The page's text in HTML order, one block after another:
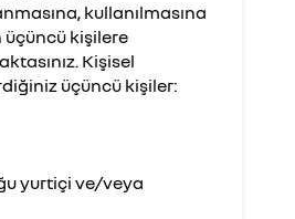
kullanılmasına
kişilere
Kişisel
üçüncü kişiler:
yurtiçi ve/veya